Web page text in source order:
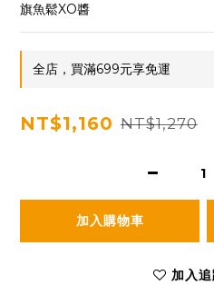
旗魚鬆XO醬
全店，買滿699元享免運
NT$1,160 NT$1,270
加入購物車
加入